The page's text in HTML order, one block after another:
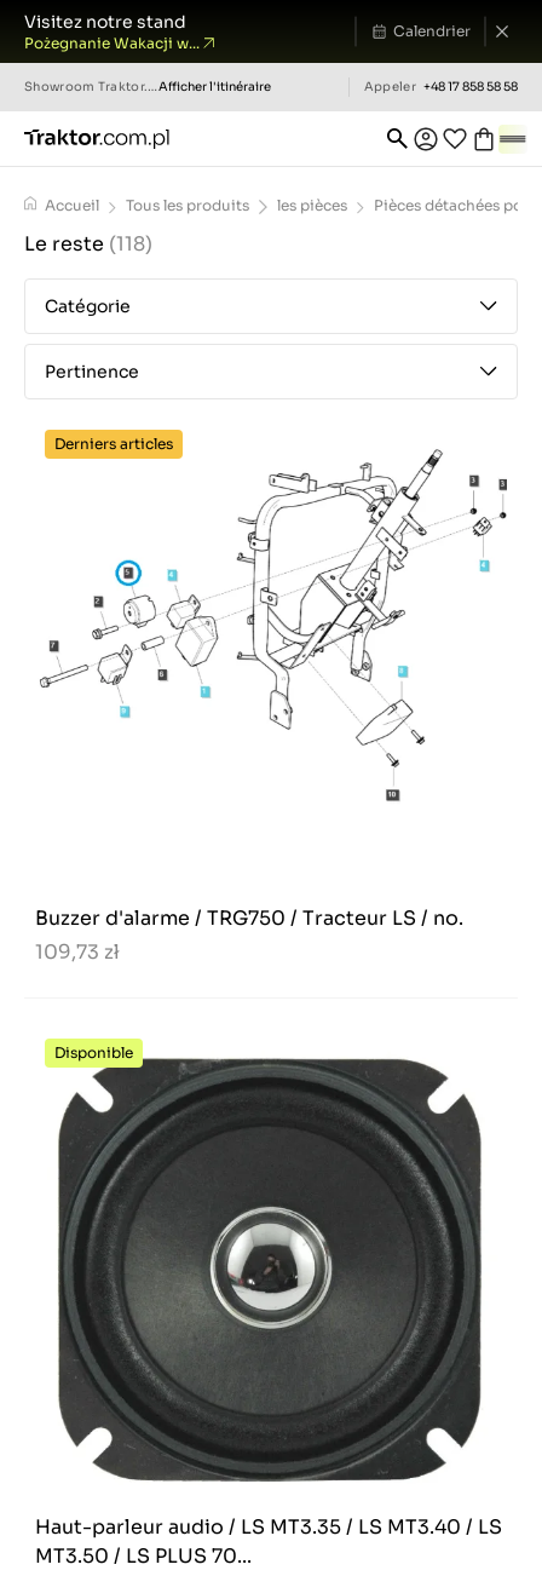
Visitez notre stand
Pożegnanie Wakacji w...
Calendrier
Showroom Traktor.com.pl Afficher l'itinéraire Appeler +48 17 858 58 58
Accueil Tous les produits les pièces Pièces détachées
Le reste (118)
Catégorie
Pertinence
Derniers articles
Buzzer d'alarme / TRG750 / Tracteur LS / no.
109,73 zł
Disponible
Haut-parleur audio / LS MT3.35 / LS MT3.40 / LS
MT3.50 / LS PLUS 70...